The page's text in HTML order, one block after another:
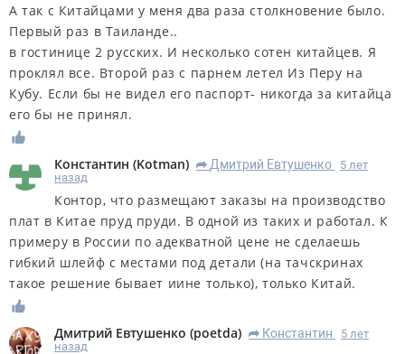
А так с Китайцами у меня два раза столкновение было.
Первый раз в Таиланде..
в гостинице 2 русских. И несколько сотен китайцев. Я
проклял все. Второй раз с парнем летел Из Перу на
Кубу. Если бы не видел его паспорт- никогда за китайца
его бы не принял.
Константин (Kotman) R Дмитрий Евтушенко
5 лет
назад
Контор, что размещают заказы на производство
плат в Китае пруд пруди. В одной из таких и работал. К
примеру в России по адекватной цене не сделаешь
гибкий шлейф с местами под детали (на тачскринах
такое решение бывает иине только), только Китай.
Дмитрий Евтушенко (poetda) R Константин
5 лет
назад